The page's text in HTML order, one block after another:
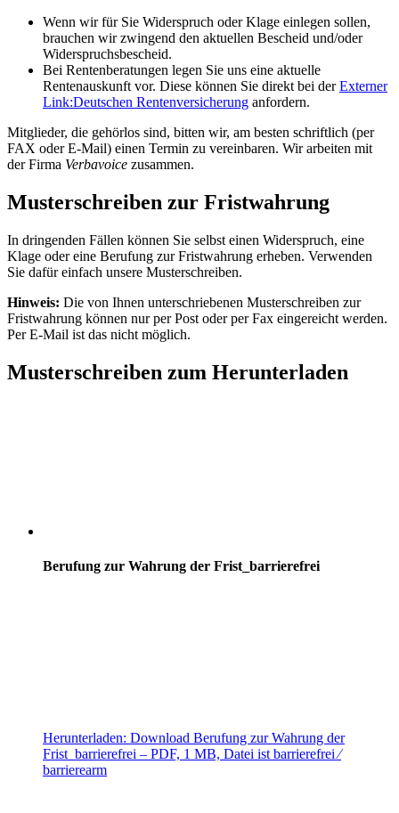
Wenn wir für Sie Widerspruch oder Klage einlegen sollen,
brauchen wir zwingend den aktuellen Bescheid und/oder
Widerspruchsbescheid.
Bei Rentenberatungen legen Sie uns eine aktuelle
Rentenauskunft vor. Diese können Sie direkt bei derExterner
Link:Deutschen Rentenversicherung anfordern.
Mitglieder, die gehörlos sind, bitten wir, am besten schriftlich (per
FAX oder E-Mail) einen Termin zu vereinbaren. Wir arbeiten mit
der Firma Verbavoice zusammen.
Musterschreiben zur Fristwahrung
In dringenden Fällen können Sie selbst einen Widerspruch, eine
Klage oder eine Berufung zur Fristwahrung erheben. Verwenden
Sie dafür einfach unsere Musterschreiben.
Hinweis: Die von Ihnen unterschriebenen Musterschreiben zur
Fristwahrung können nur per Post oder per Fax eingereicht werden.
Per E-Mail ist das nicht möglich.
Musterschreiben zum Herunterladen
Berufung zur Wahrung der Frist_barrierefrei
Herunterladen: Download Berufung zur Wahrung der
Frist_barrierefrei – PDF, 1 MB, Datei ist barrierefrei ⁄
barrierearm